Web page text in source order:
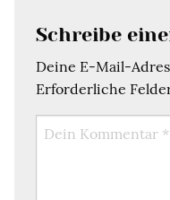
Schreibe
Deine E-Mail-
Erforderliche